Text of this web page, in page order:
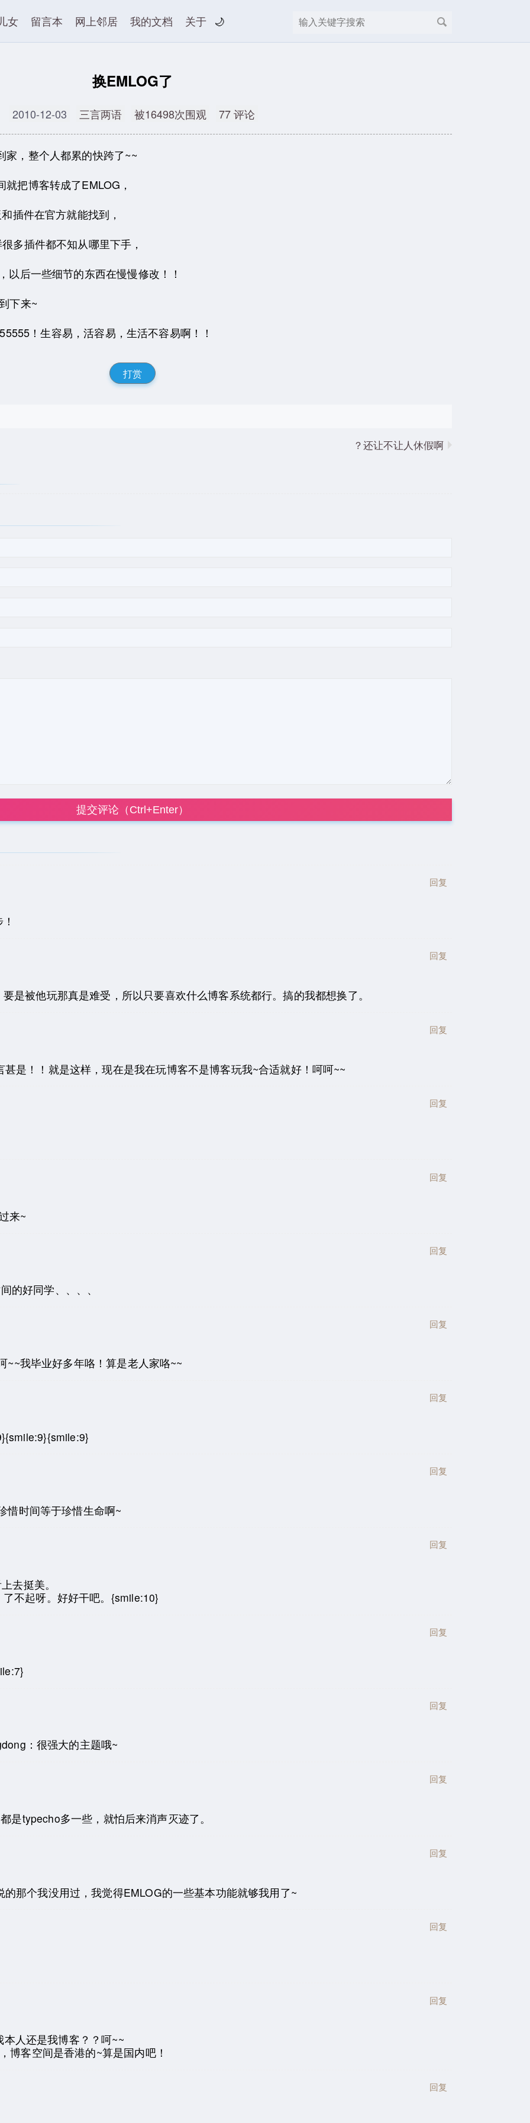
女 留言本 网上邻居 我的文档 关于 🌙
换EMLOG了
2010-12-03 三言两语 被16498次围观 77 评论
家，整个人都累的快跨了~~
把博客转成了EMLOG，
插件在官方就能找到，
多插件都不知从哪里下手，
后一些细节的东西在慢慢修改！！
下来~
！生容易，活容易，生活不容易啊！！
打赏
还让不让人休假啊？
提交评论（Ctrl+Enter）
回复
回复
是被他玩那真是难受，所以只要喜欢什么博客系统都行。搞的我都想换了。
回复
甚是！！就是这样，现在是我在玩博客不是博客玩我~合适就好！呵呵~~
回复
回复
来~
回复
的好同学、、、、
回复
~~我毕业好多年咯！算是老人家咯~~
回复
回复
惜时间等于珍惜生命啊~
回复
去挺美。
不起呀。好好干吧。{smile:10}
回复
回复
：很强大的主题哦~
回复
是typecho多一些，就怕后来消声灭迹了。
回复
的那个我没用过，我觉得EMLOG的一些基本功能就够我用了~
回复
回复
人还是我博客？？呵~~
博客空间是香港的~算是国内吧！
回复